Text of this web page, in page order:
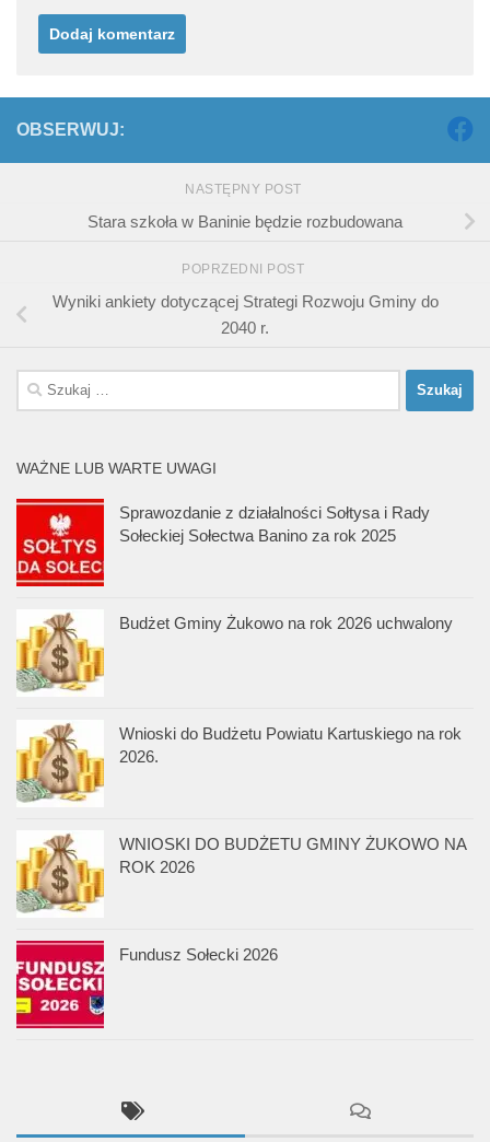
OBSERWUJ:
NASTĘPNY POST
Stara szkoła w Baninie będzie rozbudowana
POPRZEDNI POST
Wyniki ankiety dotyczącej Strategi Rozwoju Gminy do
2040 r.
Szukaj:
WAŻNE LUB WARTE UWAGI
Sprawozdanie z działalności Sołtysa i Rady
Sołeckiej Sołectwa Banino za rok 2025
Budżet Gminy Żukowo na rok 2026 uchwalony
Wnioski do Budżetu Powiatu Kartuskiego na rok
2026.
WNIOSKI DO BUDŻETU GMINY ŻUKOWO NA
ROK 2026
Fundusz Sołecki 2026